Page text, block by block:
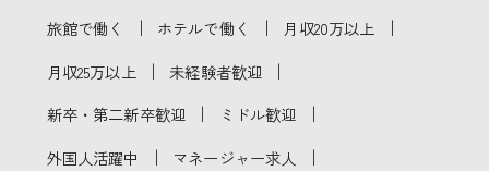
旅館で働く ｜ ホテルで働く ｜ 月収20万以上 ｜
月収25万以上 ｜ 未経験者歓迎 ｜
新卒・第二新卒歓迎 ｜ ミドル歓迎 ｜
外国人活躍中 ｜ マネージャー求人 ｜